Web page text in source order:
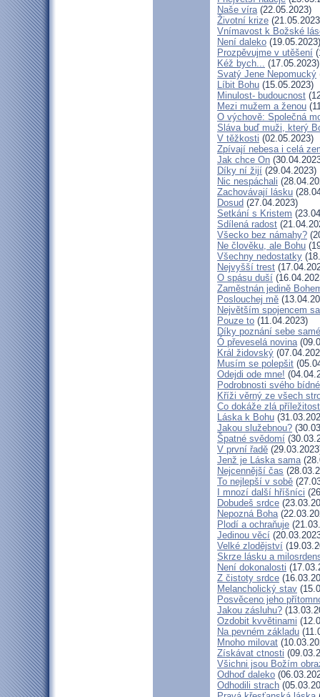
Naše víra(22.05.2023)
Životní krize
Vnímavost k Božské
Není daleko (19.05.2023)
Prozpěvujme v utěšení
Kéž bych... (17.05.2023)
Svatý Jene Nepomucký
Líbit Bohu (15.05.2023)
Minulost- budoucnost
Mezi mužem a ženou
O výchově: Společná
Sláva buď muži, který
V těžkosti (02.05.2023)
Zpívají nebesa i celá
Jak chce On
Díky ní žijí (29.04.2023)
Nic nespáchali
Zachovávají lásku
Dosud (27.04.2023)
Setkání s Kristem
Sdílená radost
Všecko bez námahy?
Ne člověku, ale Bohu
Všechny nedostatky
Nejvyšší trest
O spásu duší
Zaměstnán jedině
Poslouchej mě
Největším spojencem
Pouze to (11.04.2023)
Díky poznání sebe
Ó převeselá novina
Král židovský
Musím se polepšit
Odejdi ode mne!
Podrobnosti svého
Kříži věrný ze všech
Co dokáže zlá příležitost
Láska k Bohu
Jakou služebnou?
Špatné svědomí
V první řadě
Jenž je Láska sama
Nejcennější čas
To nejlepší v sobě
I mnozí další hříšníci
Dobudeš srdce
Nepozná Boha
Plodí a ochraňuje
Jedinou věcí
Velké zlodějství
Skrze lásku a
Není dokonalosti
Z čistoty srdce
Melancholický stav
Posvěceno jeho
Jakou zásluhu?
Ozdobit kvvětinami
Na pevném základu
Mnoho milovat
Získávat ctnosti
Všichni jsou Božím
Odhoď daleko
Odhodili strach